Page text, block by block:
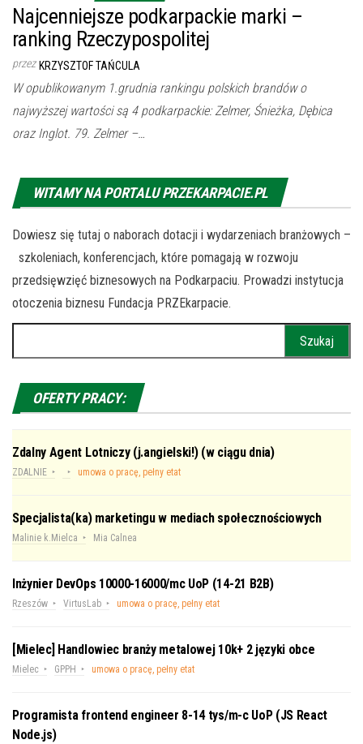
Najcenniejsze podkarpackie marki –
ranking Rzeczypospolitej
przez KRZYSZTOF TAŃCULA
W opublikowanym 1.grudnia rankingu polskich brandów o
najwyższej wartości są 4 podkarpackie: Zelmer, Śnieżka, Dębica
oraz Inglot. 79. Zelmer –…
WITAMY NA PORTALU PRZEKARPACIE.PL
Dowiesz się tutaj o naborach dotacji i wydarzeniach branżowych –
szkoleniach, konferencjach, które pomagają w rozwoju
przedsięwzięć biznesowych na Podkarpaciu. Prowadzi instytucja
otoczenia biznesu Fundacja PRZEkarpacie.
OFERTY PRACY:
Zdalny Agent Lotniczy (j.angielski!) (w ciągu dnia)
ZDALNIE umowa o pracę, pełny etat
Specjalista(ka) marketingu w mediach społecznościowych
Malinie k.Mielca Mia Calnea
Inżynier DevOps 10000-16000/mc UoP (14-21 B2B)
Rzeszów VirtusLab umowa o pracę, pełny etat
[Mielec] Handlowiec branży metalowej 10k+ 2 języki obce
Mielec GPPH umowa o pracę, pełny etat
Programista frontend engineer 8-14 tys/m-c UoP (JS React
Node.js)